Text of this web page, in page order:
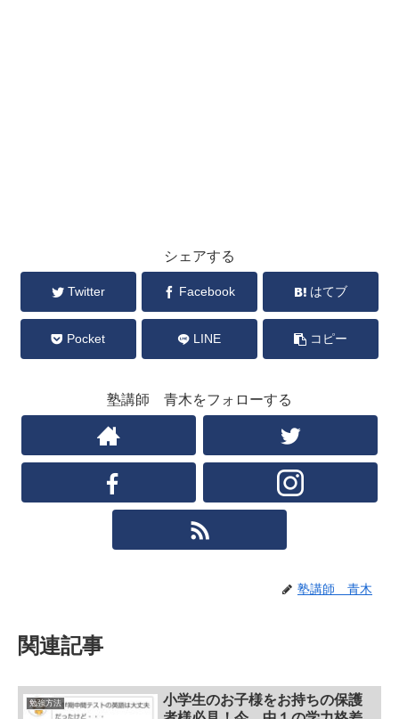
シェアする
Twitter Facebook はてブ
Pocket LINE コピー
塾講師 青木をフォローする
塾講師 青木
関連記事
勉強方法
小学生のお子様をお持ちの保護